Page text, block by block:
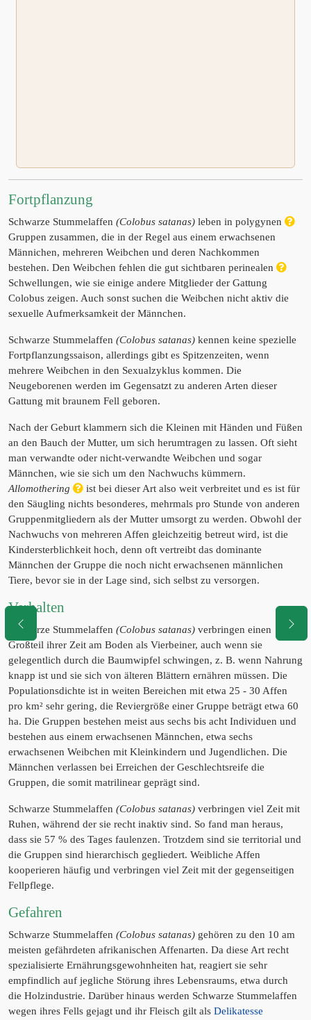
Fortpflanzung
Schwarze Stummelaffen (Colobus satanas) leben in polygynen
Gruppen zusammen, die in der Regel aus einem erwachsenen
Männichen, mehreren Weibchen und deren Nachkommen
bestehen. Den Weibchen fehlen die gut sichtbaren perinealen
Schwellungen, wie sie einige andere Mitglieder der Gattung
Colobus zeigen. Auch sonst suchen die Weibchen nicht aktiv die
sexuelle Aufmerksamkeit der Männchen.
Schwarze Stummelaffen (Colobus satanas) kennen keine spezielle
Fortpflanzungssaison, allerdings gibt es Spitzenzeiten, wenn
mehrere Weibchen in den Sexualzyklus kommen. Die
Neugeborenen werden im Gegensatzt zu anderen Arten dieser
Gattung mit braunem Fell geboren.
Nach der Geburt klammern sich die Kleinen mit Händen und Füßen
an den Bauch der Mutter, um sich herumtragen zu lassen. Oft sieht
man verwandte oder nicht-verwandte Weibchen und sogar
Männchen, wie sie sich um den Nachwuchs kümmern.
Allomothering
ist bei dieser Art also weit verbreitet und es ist für
den Säugling nichts besonderes, mehrmals pro Stunde von anderen
Gruppenmitgliedern als der Mutter umsorgt zu werden. Obwohl der
Nachwuchs von mehreren Affen gleichzeitig betreut wird, ist die
Kindersterblichkeit hoch, denn oft vertreibt das dominante
Männchen der Gruppe die noch nicht erwachsenen männlichen
Tiere, bevor sie in der Lage sind, sich selbst zu versorgen.
Verhalten
Schwarze Stummelaffen (Colobus satanas) verbringen einen
Großteil ihrer Zeit am Boden als Vierbeiner, auch wenn sie
gelegentlich durch die Baumwipfel schwingen, z. B. wenn Nahrung
knapp ist und sie sich von älteren Blättern ernähren müssen. Die
Populationsdichte ist in weiten Bereichen mit etwa 25 - 30 Affen
pro km² sehr gering, die Reviergröße einer Gruppe beträgt etwa 60
ha. Die Gruppen bestehen meist aus sechs bis acht Individuen und
bestehen aus einem erwachsenen Männchen, etwa sechs
erwachsenen Weibchen mit Kleinkindern und Jugendlichen. Die
Männchen verlassen bei Erreichen der Geschlechtsreife die
Gruppen, die somit matrilinear geprägt sind.
Schwarze Stummelaffen (Colobus satanas) verbringen viel Zeit mit
Ruhen, während der sie recht inaktiv sind. So fand man heraus,
dass sie 57 % des Tages faulenzen. Trotzdem sind sie territorial und
die Gruppen sind hierarchisch gegliedert. Weibliche Affen
kooperieren häufig und verbringen viel Zeit mit der gegenseitigen
Fellpflege.
Gefahren
Schwarze Stummelaffen (Colobus satanas) gehören zu den 10 am
meisten gefährdeten afrikanischen Affenarten. Da diese Art recht
spezialisierte Ernährungsgewohnheiten hat, reagiert sie sehr
empfindlich auf jegliche Störung ihres Lebensraums, etwa durch
die Holzindustrie. Darüber hinaus werden Schwarze Stummelaffen
wegen ihres Fells gejagt und ihr Fleisch gilt als Delikatesse